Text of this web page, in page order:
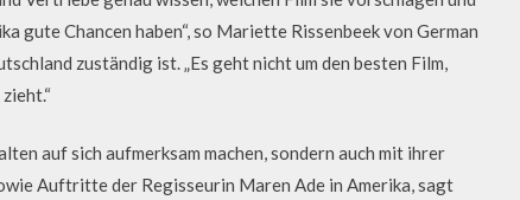
gute Chancen haben“, so Mariette Rissenbeek von German
zuständig ist. „Es geht nicht um den besten Film,
auf sich aufmerksam machen, sondern auch mit ihrer
Auftritte der Regisseurin Maren Ade in Amerika, sagt